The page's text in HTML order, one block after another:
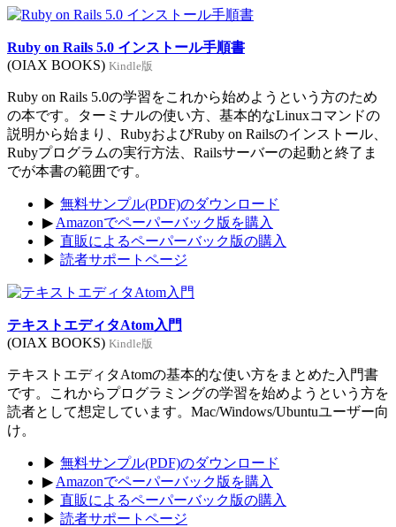
Ruby on Rails 5.0 インストール手順書
(OIAX BOOKS) Kindle版
Ruby on Rails 5.0の学習をこれから始めようという方のため
の本です。ターミナルの使い方、基本的なLinuxコマンドの
説明から始まり、RubyおよびRuby on Railsのインストール、
Rubyプログラムの実行方法、Railsサーバーの起動と終了ま
でが本書の範囲です。
▶ 無料サンプル(PDF)のダウンロード
▶ Amazonでペーパーバック版を購入
▶ 直販によるペーパーバック版の購入
▶ 読者サポートページ
テキストエディタAtom入門
(OIAX BOOKS) Kindle版
テキストエディタAtomの基本的な使い方をまとめた入門書
です。これからプログラミングの学習を始めようという方を
読者として想定しています。Mac/Windows/Ubuntuユーザー向
け。
▶ 無料サンプル(PDF)のダウンロード
▶ Amazonでペーパーバック版を購入
▶ 直販によるペーパーバック版の購入
▶ 読者サポートページ